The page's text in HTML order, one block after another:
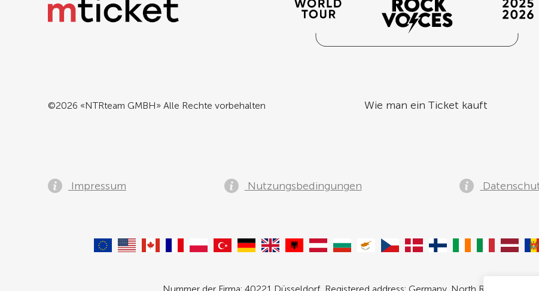
©2026 «NTRteam GMBH» Alle Rechte vorbehalten Wie man ein Ticket kauft
Impressum Nutzungsbedingungen